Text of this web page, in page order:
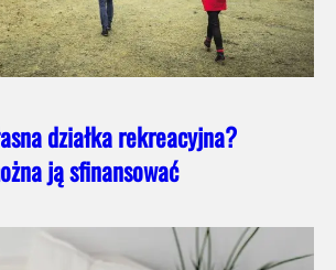
działka rekreacyjna?
ją sfinansować